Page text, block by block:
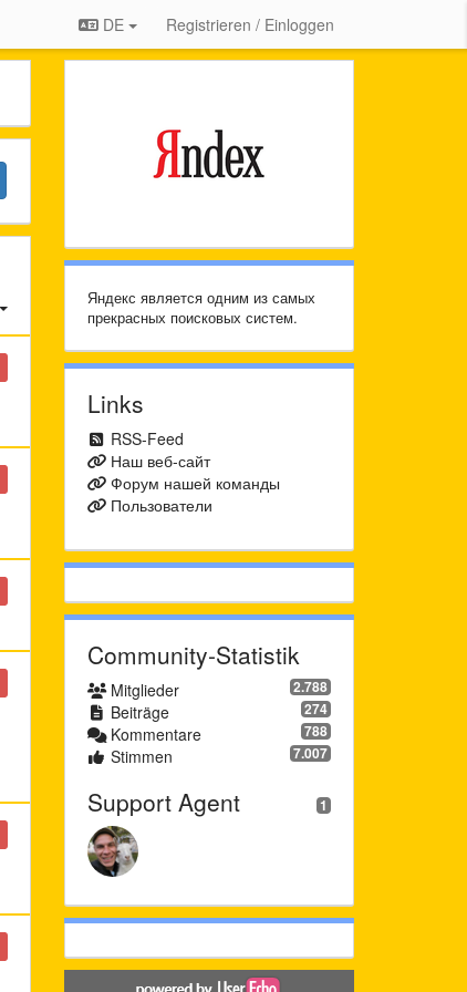
DE Registrieren / Einloggen
Яндекс является одним из самых
прекрасных поисковых систем.
Links
RSS-Feed
Наш веб-сайт
Форум нашей команды
Пользователи
Community-Statistik
2.788
Mitglieder
274
Beiträge
788
Kommentare
7.007
Stimmen
1
Support Agent